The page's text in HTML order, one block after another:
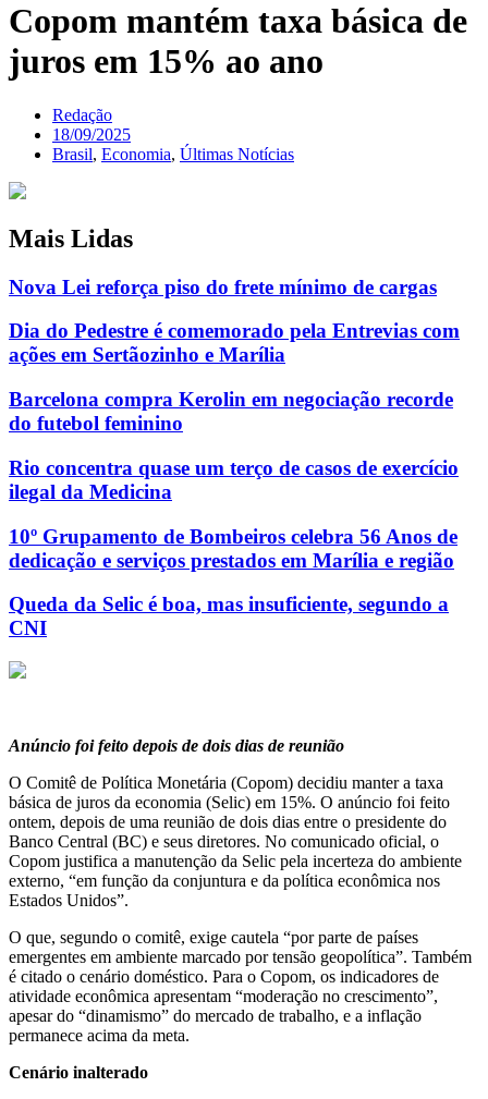
Copom mantém taxa básica de
juros em 15% ao ano
Redação
18/09/2025
Brasil, Economia, Últimas Notícias
Mais Lidas
Nova Lei reforça piso do frete mínimo de cargas
Dia do Pedestre é comemorado pela Entrevias com
ações em Sertãozinho e Marília
Barcelona compra Kerolin em negociação recorde
do futebol feminino
Rio concentra quase um terço de casos de exercício
ilegal da Medicina
10º Grupamento de Bombeiros celebra 56 Anos de
dedicação e serviços prestados em Marília e região
Queda da Selic é boa, mas insuficiente, segundo a
CNI
Anúncio foi feito depois de dois dias de reunião
O Comitê de Política Monetária (Copom) decidiu manter a taxa
básica de juros da economia (Selic) em 15%. O anúncio foi feito
ontem, depois de uma reunião de dois dias entre o presidente do
Banco Central (BC) e seus diretores. No comunicado oficial, o
Copom justifica a manutenção da Selic pela incerteza do ambiente
externo, “em função da conjuntura e da política econômica nos
Estados Unidos”.
O que, segundo o comitê, exige cautela “por parte de países
emergentes em ambiente marcado por tensão geopolítica”. Também
é citado o cenário doméstico. Para o Copom, os indicadores de
atividade econômica apresentam “moderação no crescimento”,
apesar do “dinamismo” do mercado de trabalho, e a inflação
permanece acima da meta.
Cenário inalterado